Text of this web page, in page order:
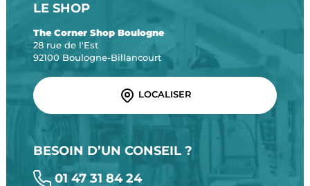
LE SHOP
The Corner Shop Boulogne
28 rue de l'Est
92100 Boulogne-Billancourt
LOCALISER
BESOIN D’UN CONSEIL ?
01 47 31 84 24